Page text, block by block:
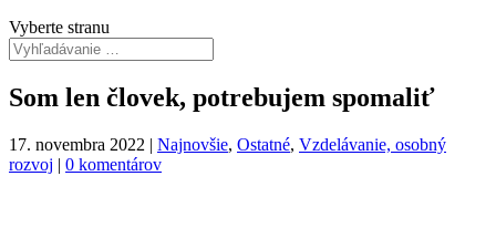
Vyberte stranu
Som len človek, potrebujem spomaliť
17. novembra 2022 | Najnovšie, Ostatné, Vzdelávanie, osobný
rozvoj | 0 komentárov